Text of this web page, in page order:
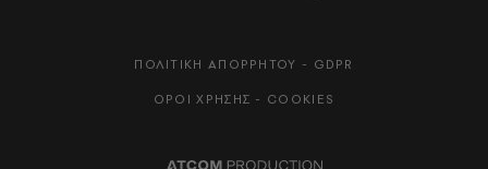
ΠΟΛΙΤΙΚΗ ΑΠΟΡΡΗΤΟΥ - GDPR
ΟΡΟΙ ΧΡΗΣΗΣ - COOKIES